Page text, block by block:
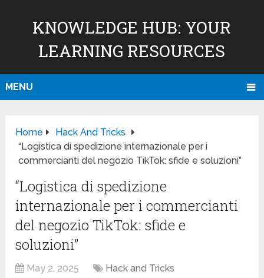
KNOWLEDGE HUB: YOUR
LEARNING RESOURCES
MENU
Home
Hack And Tricks
“Logistica di spedizione internazionale per i
commercianti del negozio TikTok: sfide e soluzioni”
“Logistica di spedizione
internazionale per i commercianti
del negozio TikTok: sfide e
soluzioni”
May 2, 2025 Hack and Tricks